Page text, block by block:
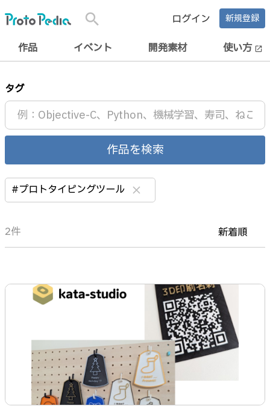
search ログイン 新規登録
作品 イベント 開発素材 使い方 open_in_new
タグ
作品を検索
#プロトタイピングツール clear
2件 新着順